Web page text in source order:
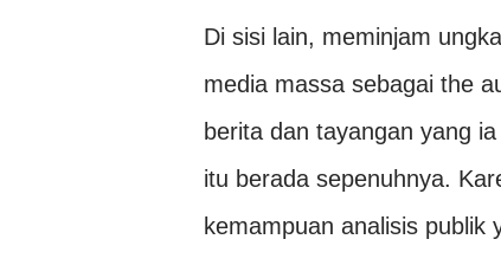
Di sisi lain, meminjam
media massa sebagai the
berita dan tayangan yang
itu berada sepenuhnya.
kemampuan analisis publik